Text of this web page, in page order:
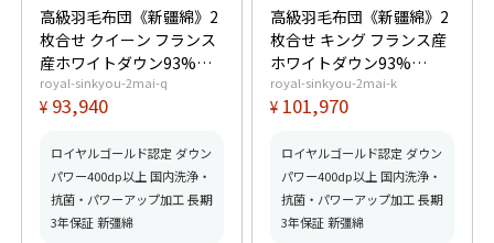
高級羽毛布団《新疆綿》2
枚合せ クイーン フランス
産ホワイトダウン93%
(400dp以上) 合掛1.3kg、
薄掛0.6kg 【5つ星ロイヤ
ドふとんマーク取得】
royal-sinkyou-2mai-q
¥ 93,940
ロイヤルゴールド認定 ダウン
パワー400dp以上 国内洗浄・
抗菌・パワーアップ加工 長期
3年保証 新彊綿
高級羽毛布団《新疆綿》2
枚合せ キング フランス産
ホワイトダウン93%
(400dp以上) 合掛1.4kg、
薄掛0.65kg 【5つ星ロイ
ッドふとんマーク取得】
royal-sinkyou-2mai-k
¥ 101,970
ロイヤルゴールド認定 ダウン
パワー400dp以上 国内洗浄・
抗菌・パワーアップ加工 長期
3年保証 新彊綿